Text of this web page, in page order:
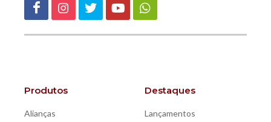
Produtos
Alianças
Destaques
Lançamentos